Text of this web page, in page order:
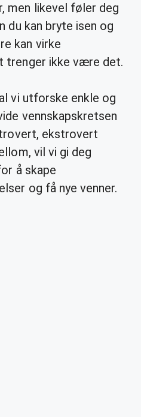
men likevel føler deg
du kan bryte isen og
kan virke
trenger ikke være det.
vi utforske enkle og
vennskapskretsen
ekstrovert
vil vi gi deg
å skape
og få nye venner.